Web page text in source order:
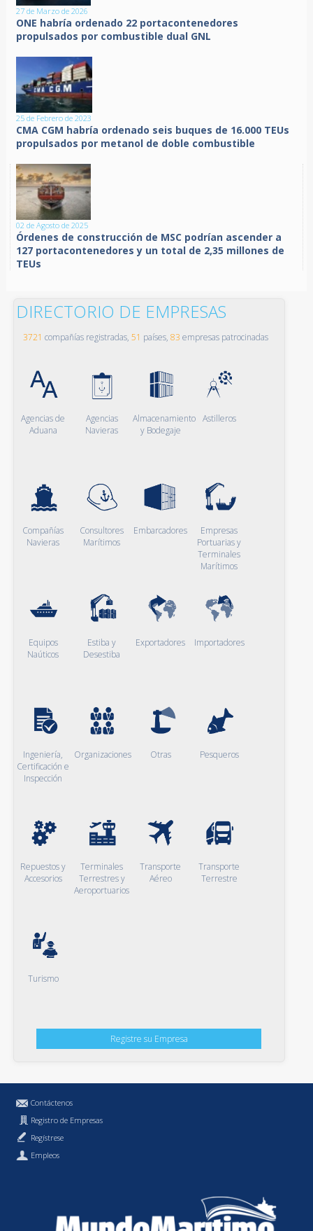
27 de Marzo de 2026
ONE habría ordenado 22 portacontenedores
propulsados por combustible dual GNL
25 de Febrero de 2023
CMA CGM habría ordenado seis buques de 16.000 TEUs
propulsados por metanol de doble combustible
02 de Agosto de 2025
Órdenes de construcción de MSC podrían ascender a
127 portacontenedores y un total de 2,35 millones de
TEUs
DIRECTORIO DE EMPRESAS
3721 compañías registradas, 51 países, 83 empresas patrocinadas
Agencias de
Aduana
Agencias
Navieras
Almacenamiento
y Bodegaje
Astilleros
Compañías
Navieras
Consultores
Marítimos
Embarcadores
Empresas
Portuarias y
Terminales
Marítimos
Equipos
Naúticos
Estiba y
Desestiba
Exportadores Importadores
Ingeniería,
Certificación e
Inspección
Organizaciones Otras Pesqueros
Repuestos y
Accesorios
Terminales
Terrestres y
Aeroportuarios
Transporte
Aéreo
Transporte
Terrestre
Turismo
Registre su Empresa
Contáctenos
Registro de Empresas
Regístrese
Empleos